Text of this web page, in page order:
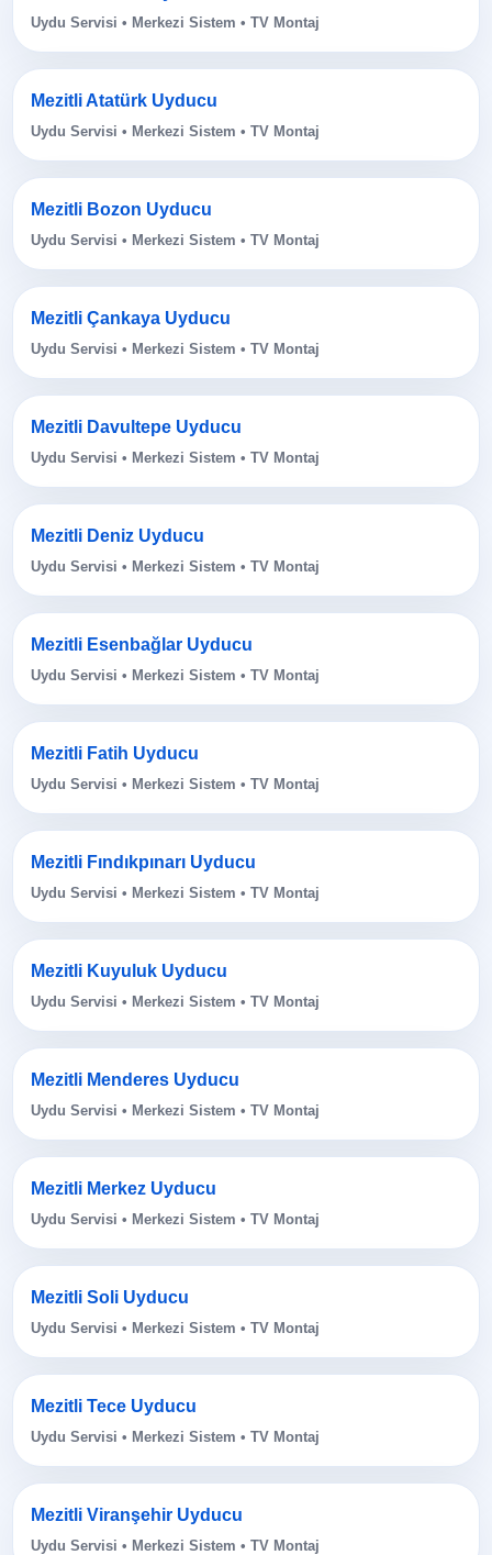
Uydu Servisi • Merkezi Sistem • TV Montaj
Mezitli Atatürk Uyducu
Uydu Servisi • Merkezi Sistem • TV Montaj
Mezitli Bozon Uyducu
Uydu Servisi • Merkezi Sistem • TV Montaj
Mezitli Çankaya Uyducu
Uydu Servisi • Merkezi Sistem • TV Montaj
Mezitli Davultepe Uyducu
Uydu Servisi • Merkezi Sistem • TV Montaj
Mezitli Deniz Uyducu
Uydu Servisi • Merkezi Sistem • TV Montaj
Mezitli Esenbağlar Uyducu
Uydu Servisi • Merkezi Sistem • TV Montaj
Mezitli Fatih Uyducu
Uydu Servisi • Merkezi Sistem • TV Montaj
Mezitli Fındıkpınarı Uyducu
Uydu Servisi • Merkezi Sistem • TV Montaj
Mezitli Kuyuluk Uyducu
Uydu Servisi • Merkezi Sistem • TV Montaj
Mezitli Menderes Uyducu
Uydu Servisi • Merkezi Sistem • TV Montaj
Mezitli Merkez Uyducu
Uydu Servisi • Merkezi Sistem • TV Montaj
Mezitli Soli Uyducu
Uydu Servisi • Merkezi Sistem • TV Montaj
Mezitli Tece Uyducu
Uydu Servisi • Merkezi Sistem • TV Montaj
Mezitli Viranşehir Uyducu
Uydu Servisi • Merkezi Sistem • TV Montaj